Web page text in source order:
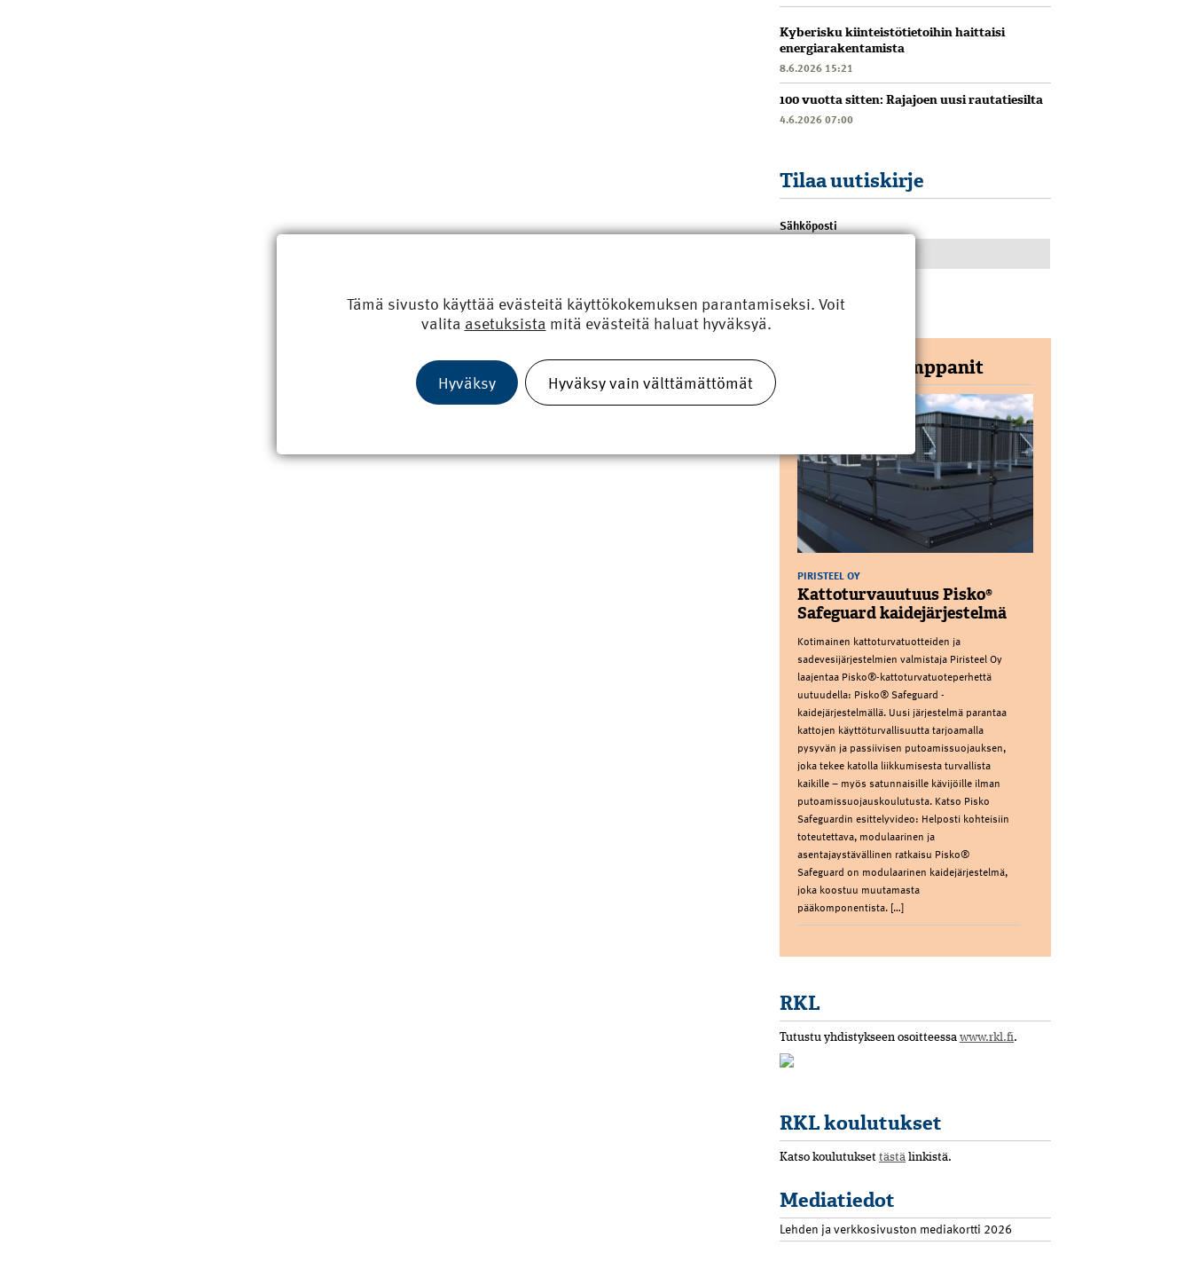
Kyberisku kiinteistötietoihin haittaisi
energiarakentamista
8.6.2026 15:21
100 vuotta sitten: Rajajoen uusi rautatiesilta
4.6.2026 07:00
Tilaa uutiskirje
Sähköposti
Yhteistyökumppanit
PIRISTEEL OY
Kattoturvauutuus Pisko®
Safeguard kaidejärjestelmä
Kotimainen kattoturvatuotteiden ja
sadevesijärjestelmien valmistaja Piristeel Oy
laajentaa Pisko®-kattoturvatuoteperhettä
uutuudella: Pisko® Safeguard -
kaidejärjestelmällä. Uusi järjestelmä parantaa
kattojen käyttöturvallisuutta tarjoamalla
pysyvän ja passiivisen putoamissuojauksen,
joka tekee katolla liikkumisesta turvallista
kaikille – myös satunnaisille kävijöille ilman
putoamissuojauskoulutusta. Katso Pisko
Safeguardin esittelyvideo: Helposti kohteisiin
toteutettava, modulaarinen ja
asentajaystävällinen ratkaisu Pisko®
Safeguard on modulaarinen kaidejärjestelmä,
joka koostuu muutamasta
pääkomponentista. […]
RKL
Tutustu yhdistykseen osoitteessa www.rkl.fi.
RKL koulutukset
Katso koulutukset tästä linkistä.
Mediatiedot
Lehden ja verkkosivuston mediakortti 2026
Tämä sivusto käyttää evästeitä käyttökokemuksen parantamiseksi. Voit
valita asetuksista mitä evästeitä haluat hyväksyä.
Hyväksy Hyväksy vain välttämättömät